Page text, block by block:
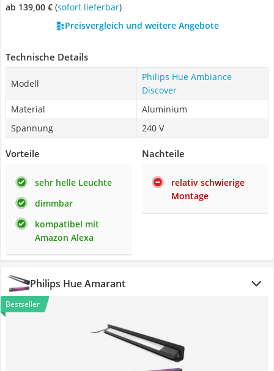
ab 139,00 € ( Sofort lieferbar)
Preisvergleich und weitere Angebote
Technische Details
Modell
Philips Hue Ambiance
Discover
Material
Aluminium
Spannung
240 V
Vorteile
sehr helle Leuchte
dimmbar
kompatibel mit
Amazon Alexa
Nachteile
relativ schwierige
Montage
Philips Hue Amarant
Bestseller